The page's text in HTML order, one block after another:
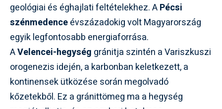
geológiai és éghajlati feltételekhez. APécsi
szénmedenceévszázadokig volt Magyarország
egyik legfontosabb energiaforrása.
AVelencei-hegység gránitja szintén a Variszkuszi
orogenezis idején, a karbonban keletkezett, a
kontinensek ütközése során megolvadó
kőzetekből. Ez a gránittömeg ma a hegység